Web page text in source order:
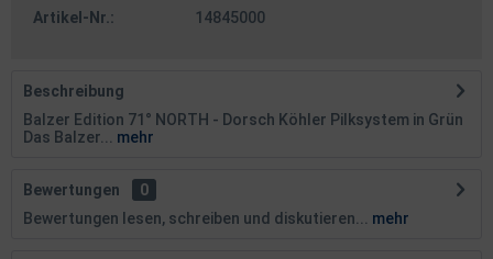
Artikel-Nr.: 14845000
Beschreibung
Balzer Edition 71° NORTH - Dorsch Köhler Pilksystem in Grün
Das Balzer...
mehr
Bewertungen
0
Bewertungen lesen, schreiben und diskutieren...
mehr